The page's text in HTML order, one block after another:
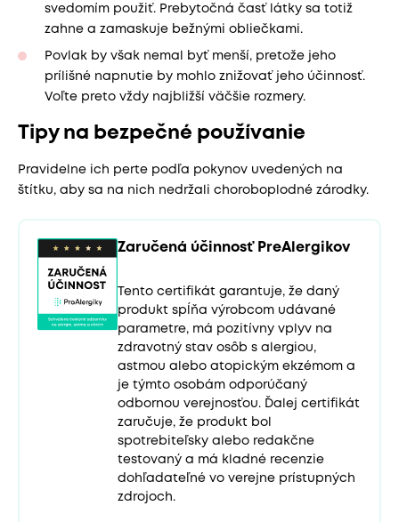
svedomím použiť. Prebytočná časť látky sa totiž
zahne a zamaskuje bežnými obliečkami.
Povlak by však nemal byť menší, pretože jeho
prílišné napnutie by mohlo znižovať jeho účinnosť.
Voľte preto vždy najbližší väčšie rozmery.
Tipy na bezpečné používanie
Pravidelne ich perte podľa pokynov uvedených na
štítku, aby sa na nich nedržali choroboplodné zárodky.
Zaručená účinnosť PreAlergikov
Tento certifikát garantuje, že daný
produkt spĺňa výrobcom udávané
parametre, má pozitívny vplyv na
zdravotný stav osôb s alergiou,
astmou alebo atopickým ekzémom a
je týmto osobám odporúčaný
odbornou verejnosťou. Ďalej certifikát
zaručuje, že produkt bol
spotrebiteľsky alebo redakčne
testovaný a má kladné recenzie
dohľadateľné vo verejne prístupných
zdrojoch.